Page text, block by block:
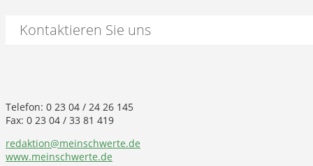
Kontaktieren Sie uns
Telefon: 0 23 04 / 24 26 145
Fax: 0 23 04 / 33 81 419
redaktion@meinschwerte.de
www.meinschwerte.de